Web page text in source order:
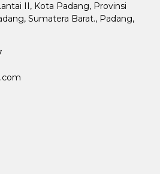
II, Kota Padang, Provinsi
Sumatera Barat., Padang,